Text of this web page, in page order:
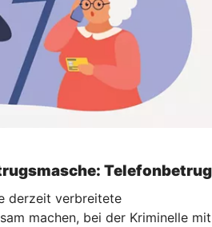
Telefonbetrug
derzeit verbreitete
machen, bei der Kriminelle mit